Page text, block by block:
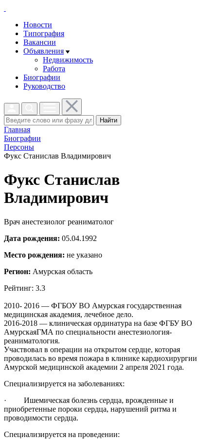
Новости
Типография
Вакансии
Объявления
Недвижимость
Работа
Биографии
Руководство
Найти
Главная
Биографии
Персоны
Фукс Станислав Владимирович
Фукс Станислав
Владимирович
Врач анестезиолог реаниматолог
Дата рождения: 05.04.1992
Место рождения: не указано
Регион: Амурская область
Рейтинг: 3.3
2010- 2016 — ФГБОУ ВО Амурская государственная
медицинская академия, лечебное дело.
2016-2018 — клиническая ординатура на базе ФГБУ ВО
АмурскаяГМА по специальности анестезиология-
реаниматология.
Участвовал в операции на открытом сердце, которая
проводилась во время пожара в клинике кардиохирургии
Амурской медицинской академии 2 апреля 2021 года.
Специализируется на заболеваниях:
· Ишемическая болезнь сердца, врожденные и
приобретенные пороки сердца, нарушений ритма и
проводимости сердца.
Специализируется на проведении: